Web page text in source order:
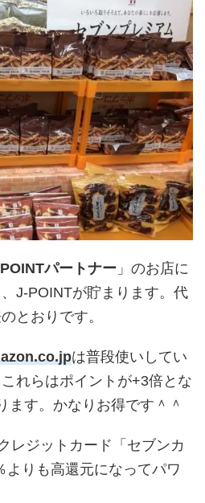
パートナー 」のお店に
J-POINTが貯まります。代
とおりです。
は普段使いしてい
れらはポイントが+3倍とな
ます。かなりお得です＾＾
レジットカード「セブンカ
よりも高還元になってパワ